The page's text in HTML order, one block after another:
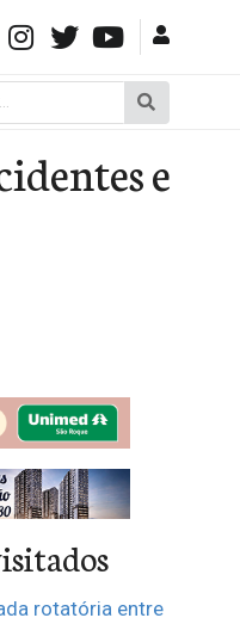
e
rotatória entre